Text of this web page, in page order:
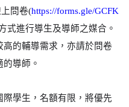
問卷(https://forms.gle/GCFK
式進行導生及導師之媒合。
的輔導需求，亦請於問卷
導師。
學生，名額有限，將優先